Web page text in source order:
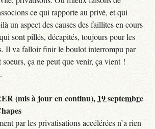
ce qui rapporte au privé, et qui
un aspect des causes des faillites en cours
sont pillés, décapités, toujours pour les
Il va falloir finir le boulot interrompu par
ça ne peut que venir, ça vient !
(mis à jour en continu), 19 septembre
par les privatisations accélérées n’a rien